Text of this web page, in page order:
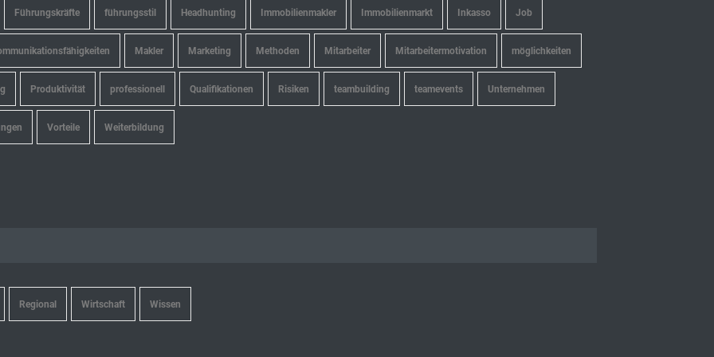
Führungskräfte führungsstil Headhunting Immobilienmakler Immobilienmarkt Inkasso Job
Makler Marketing Methoden Mitarbeiter Mitarbeitermotivation möglichkeiten
Produktivität professionell Qualifikationen Risiken teambuilding teamevents Unternehmen
Vorteile Weiterbildung
Regional Wirtschaft Wissen